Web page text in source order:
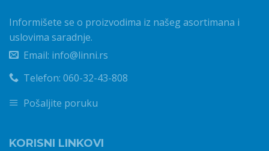
Informišete se o proizvodima iz našeg asortimana i
uslovima saradnje.
Email: info@linni.rs
Telefon: 060-32-43-808
Pošaljite poruku
KORISNI LINKOVI